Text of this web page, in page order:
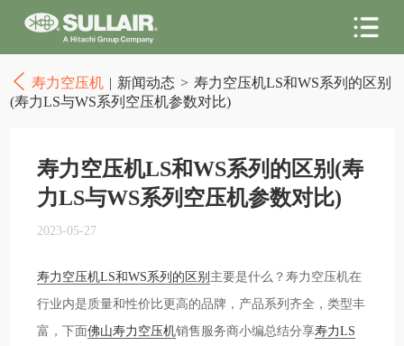
寿力空压机 | 新闻动态 > 寿力空压机LS和WS系列的区别
(寿力LS与WS系列空压机参数对比)
寿力空压机LS和WS系列的区别(寿
力LS与WS系列空压机参数对比)
2023-05-27
寿力空压机LS和WS系列的区别 主要是什么？寿力空压机在
行业内是质量和性价比更高的品牌，产品系列齐全，类型丰
富，下面佛山寿力空压机销售服务商小编总结分享寿力LS